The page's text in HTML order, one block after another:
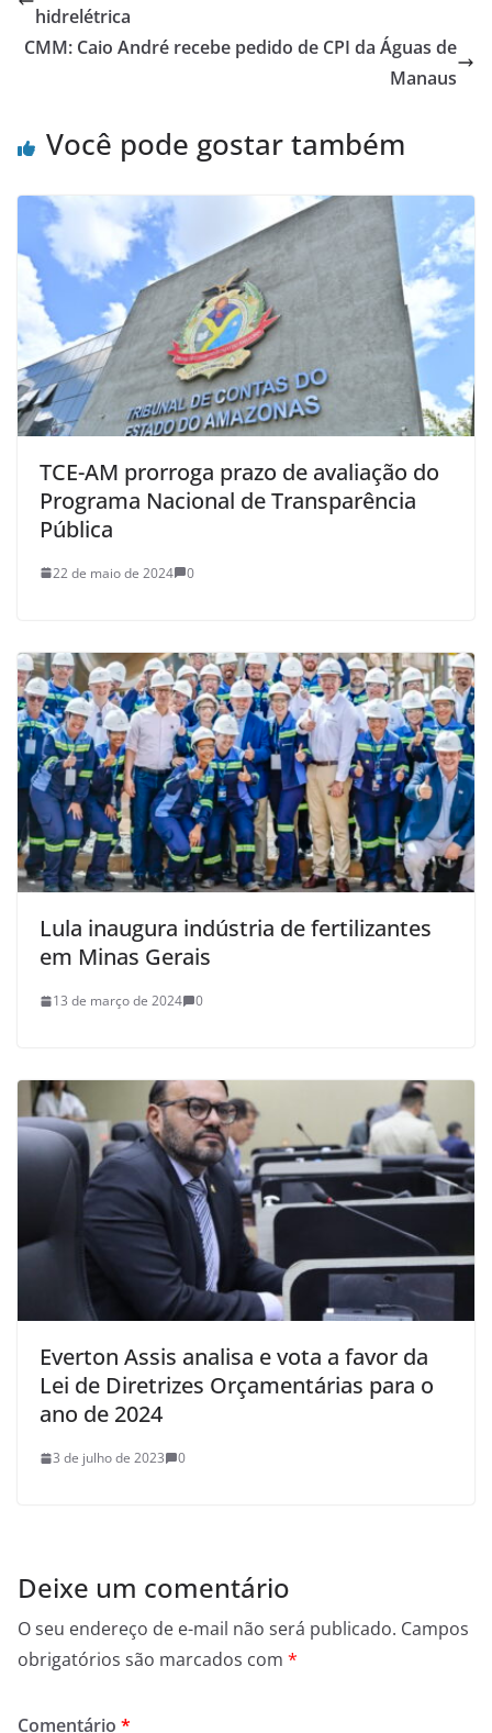
hidrelétrica
CMM: Caio André recebe pedido de CPI da Águas de
Manaus
Você pode gostar também
TCE-AM prorroga prazo de avaliação do
Programa Nacional de Transparência
Pública
22 de maio de 2024 0
Lula inaugura indústria de fertilizantes
em Minas Gerais
13 de março de 2024 0
Everton Assis analisa e vota a favor da
Lei de Diretrizes Orçamentárias para o
ano de 2024
3 de julho de 2023 0
Deixe um comentário
O seu endereço de e-mail não será publicado. Campos
obrigatórios são marcados com *
Comentário *